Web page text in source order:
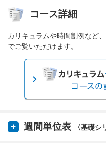
コース詳細
カリキュラムや時間割例など
でご覧いただけます。
週間単位表 〈基礎シ